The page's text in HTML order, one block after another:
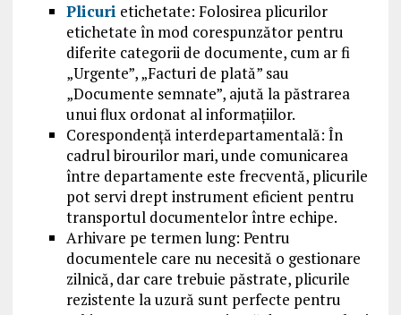
Plicuri etichetate: Folosirea plicurilor
etichetate în mod corespunzător pentru
diferite categorii de documente, cum ar fi
„Urgente”, „Facturi de plată” sau
„Documente semnate”, ajută la păstrarea
unui flux ordonat al informațiilor.
Corespondență interdepartamentală: În
cadrul birourilor mari, unde comunicarea
între departamente este frecventă, plicurile
pot servi drept instrument eficient pentru
transportul documentelor între echipe.
Arhivare pe termen lung: Pentru
documentele care nu necesită o gestionare
zilnică, dar care trebuie păstrate, plicurile
rezistente la uzură sunt perfecte pentru